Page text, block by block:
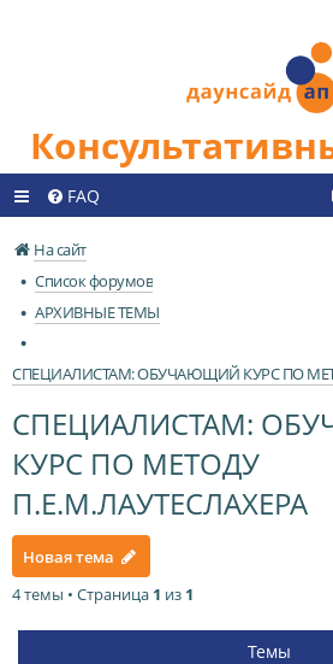
FAQ
На сайт
Список форумов
АРХИВНЫЕ ТЕМЫ
СПЕЦИАЛИСТАМ: ОБУЧАЮЩИЙ КУРС ПО
СПЕЦИАЛИСТАМ:
КУРС ПО МЕТОДУ
П.Е.М.ЛАУТЕСЛАХЕРА
Новая тема
4 темы • Страница 1 из 1
Темы